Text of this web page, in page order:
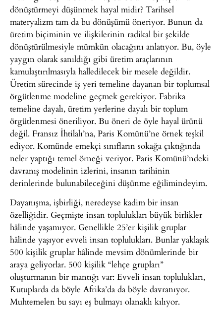
dönüştürmeyi düşünmek hayal midir? Tarihsel
materyalizm tam da bu dönüşümü öneriyor. Bunun da
üretim biçiminin ve ilişkilerinin radikal bir şekilde
dönüştürülmesiyle mümkün olacağını anlatıyor. Bu, öyle
yaygın olarak sanıldığı gibi üretim araçlarının
kamulaştırılmasıyla halledilecek bir mesele değildir.
Üretim sürecinde iş yeri temeline dayanan bir toplumsal
örgütlenme modeline geçmek gerekiyor. Fabrika
temeline dayalı, üretim yerlerine dayalı bir toplum
örgütlenmesi öneriliyor. Bu öneri de öyle hayal ürünü
değil. Fransız İhtilalı’na, Paris Komünü’ne örnek teşkil
ediyor. Komünde emekçi sınıfların sokağa çıktığında
neler yaptığı temel örneği veriyor. Paris Komünü’ndeki
davranış modelinin izlerini, insanın tarihinin
derinlerinde bulunabileceğini düşünme eğilimindeyim.
Dayanışma, işbirliği, neredeyse kadim bir insan
özelliğidir. Geçmişte insan toplulukları büyük birlikler
hâlinde yaşamıyor. Genellikle 25’er kişilik gruplar
hâlinde yaşıyor evveli insan toplulukları. Bunlar yaklaşık
500 kişilik gruplar hâlinde mevsim dönümlerinde bir
araya geliyorlar. 500 kişilik “lehçe grupları”
oluşturmanın bir mantığı var: Evveli insan toplulukları,
Kutuplarda da böyle Afrika’da da böyle davranıyor.
Muhtemelen bu sayı eş bulmayı olanaklı kılıyor.